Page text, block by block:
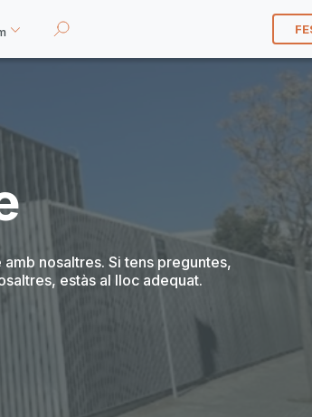
nosaltres. Si tens preguntes,
estàs al lloc adequat.